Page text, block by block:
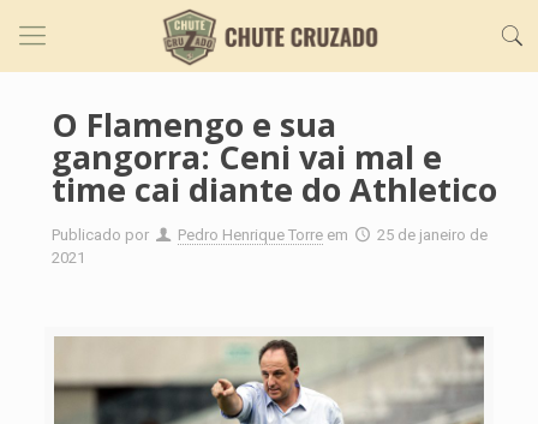
O Flamengo e sua
gangorra: Ceni vai mal e
time cai diante do Athletico
Publicado por Pedro Henrique Torre em
25 de janeiro de
2021